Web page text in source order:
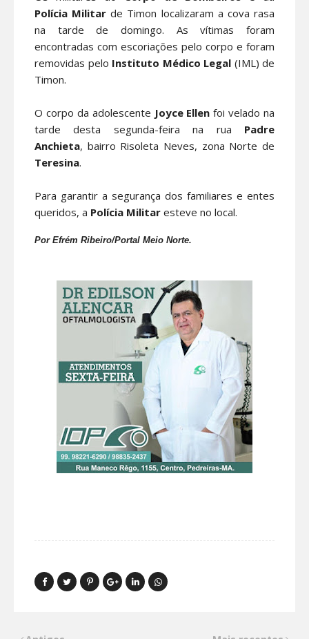
Polícia Militar de Timon localizaram a cova rasa
na tarde de domingo. As vítimas foram
encontradas com escoriações pelo corpo e foram
removidas pelo Instituto Médico Legal (IML) de
Timon.
O corpo da adolescente Joyce Ellen foi velado na
tarde desta segunda-feira na rua Padre
Anchieta, bairro Risoleta Neves, zona Norte de
Teresina.
Para garantir a segurança dos familiares e entes
queridos, a Polícia Militar esteve no local.
Por Efrém Ribeiro/Portal Meio Norte.